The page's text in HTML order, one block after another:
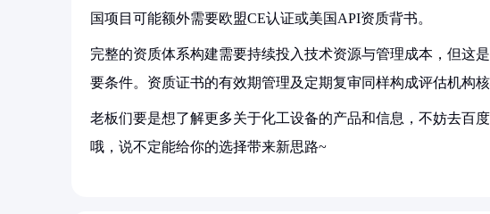
国项目可能额外需要欧盟CE认证或美国API资质背书。
完整的资质体系构建需要持续投入技术资源与管理成本，但这
要条件。资质证书的有效期管理及定期复审同样构成评估机构
老板们要是想了解更多关于化工设备的产品和信息，不妨去百
哦，说不定能给你的选择带来新思路~